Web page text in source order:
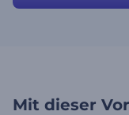
Mit dieser